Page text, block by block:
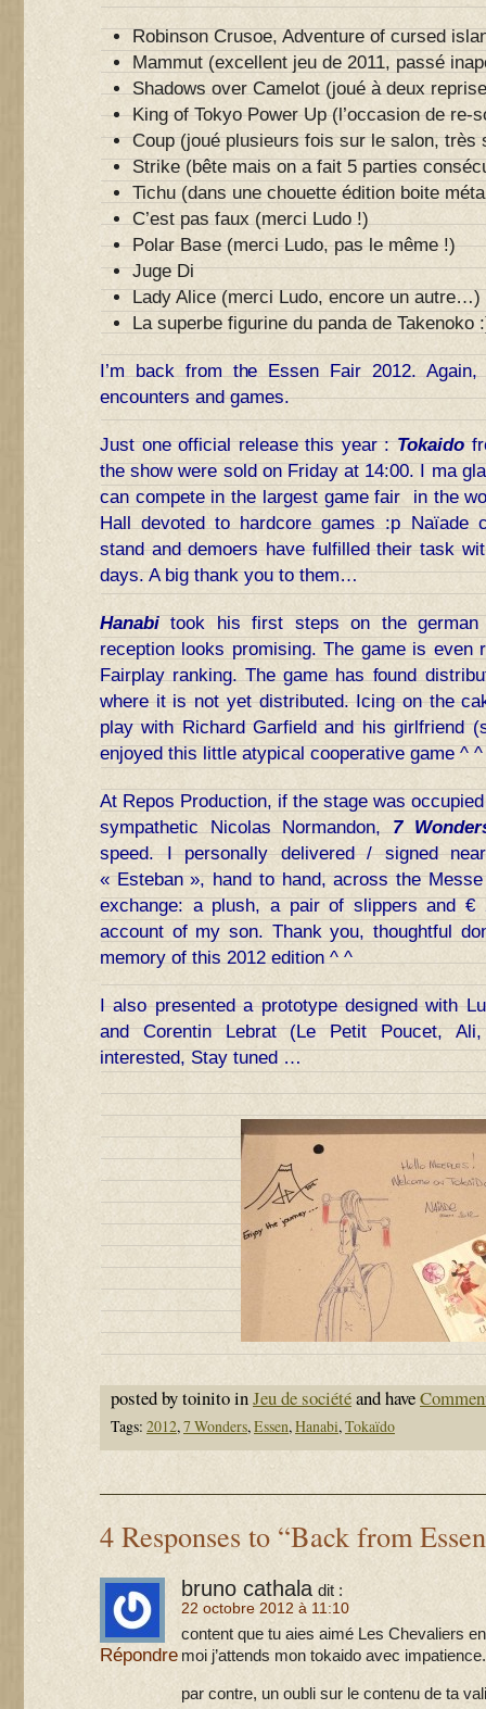
Robinson Crusoe, Adventure of cursed
Mammut (excellent jeu de 2011, passé
Shadows over Camelot (joué à deux
King of Tokyo Power Up (l’occasion de re-
Coup (joué plusieurs fois sur le salon, très
Strike (bête mais on a fait 5 parties
Tichu (dans une chouette édition boite
C’est pas faux (merci Ludo !)
Polar Base (merci Ludo, pas le même !)
Juge Di
Lady Alice (merci Ludo, encore un autre…)
La superbe figurine du panda de Takenoko
I’m back from the Essen Fair 2012.
encounters and games.
Just one official release this year :Tokaido
the show were sold on Friday at 14:00. I ma
can compete in the largest game fair in the
Hall devoted to hardcore games :p Naïade
stand and demoers have fulfilled their task
days. A big thank you to them…
Hanabitook his first steps on the german
reception looks promising. The game is even
Fairplay ranking. The game has found
where it is not yet distributed. Icing on the
play with Richard Garfield and his girlfriend
enjoyed this little atypical cooperative game ^ ^
At Repos Production, if the stage was
sympathetic Nicolas Normandon,7
speed. I personally delivered / signed
« Esteban », hand to hand, across the
exchange: a plush, a pair of slippers and
account of my son. Thank you, thoughtful
memory of this 2012 edition ^ ^
I also presented a prototype designed with
and Corentin Lebrat (Le Petit Poucet,
interested, Stay tuned …
posted by toinito inJeu de sociétéand have
Tags: 2012,7 Wonders,Essen,Hanabi,Tokaïdo
4 Responses to “Back from
bruno cathala dit :
22 octobre 2012 à 11:10
content que tu aies aimé Les Chevaliers
moi j’attends mon tokaido avec
par contre, un oubli sur le contenu de ta
Répondre